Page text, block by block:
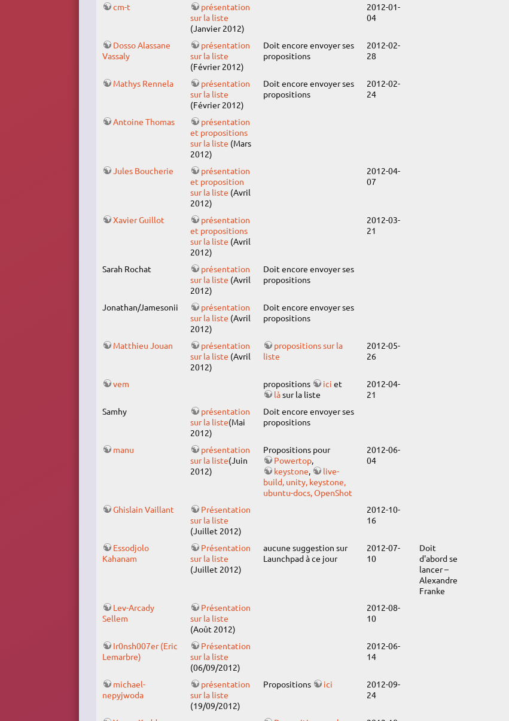
cm-t
présentation
sur la liste
(Janvier 2012)
2012-01-
04
Dosso Alassane
Vassaly
présentation
sur la liste
(Février 2012)
Doit encore envoyer ses
propositions
2012-02-
28
Mathys Rennela
présentation
sur la liste
(Février 2012)
Doit encore envoyer ses
propositions
2012-02-
24
Antoine Thomas
présentation
et propositions
sur la liste (Mars
2012)
Jules Boucherie
présentation
et proposition
sur la liste (Avril
2012)
2012-04-
07
Xavier Guillot
présentation
et propositions
sur la liste (Avril
2012)
2012-03-
21
Sarah Rochat
présentation
sur la liste (Avril
2012)
Doit encore envoyer ses
propositions
Jonathan/Jamesonii
présentation
sur la liste (Avril
2012)
Doit encore envoyer ses
propositions
Matthieu Jouan
présentation
sur la liste (Avril
2012)
propositions sur la
liste
2012-05-
26
vem propositions ici et
làsur la liste
2012-04-
21
Samhy
présentation
sur la liste(Mai
2012)
Doit encore envoyer ses
propositions
manu
présentation
sur la liste(Juin
2012)
Propositions pour
Powertop,
keystone,
live-
build, unity, keystone,
ubuntu-docs, OpenShot
2012-06-
04
Ghislain Vaillant
Présentation
sur la liste
(Juillet 2012)
2012-10-
16
Essodjolo
Kahanam
Présentation
sur la liste
(Juillet 2012)
aucune suggestion sur
Launchpad à ce jour
2012-07-
10
Doit
d'abord se
lancer –
Alexandre
Franke
Lev-Arcady
Sellem
Présentation
sur la liste
(Août 2012)
2012-08-
10
Ir0nsh007er (Eric
Lemarbre)
Présentation
sur la liste
(06/09/2012)
2012-06-
14
michael-
nepyjwoda
présentation
sur la liste
(19/09/2012)
Propositions ici
2012-09-
24